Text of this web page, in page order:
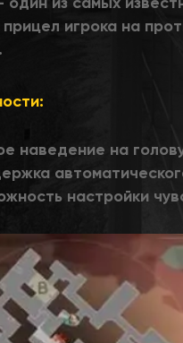
из самых
игрока на
наведение на
настройки